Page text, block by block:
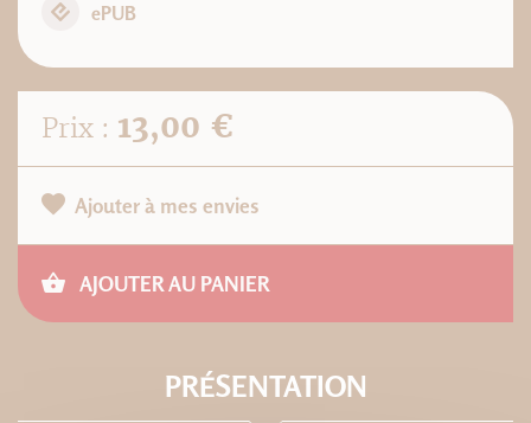
ePUB
Prix : 13,00 €
Ajouter à mes envies
AJOUTER AU PANIER
PRÉSENTATION